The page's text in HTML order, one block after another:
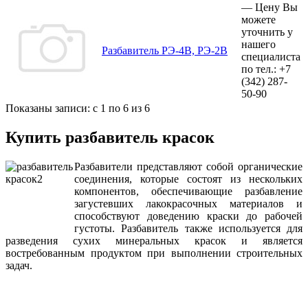
Разбавитель РЭ-4В, РЭ-2В
— Цену Вы
можете
уточнить у
нашего
специалиста
по тел.: +7
(342) 287-
50-90
Показаны записи: с 1 по 6 из 6
Купить разбавитель красок
Разбавители представляют собой органические
соединения, которые состоят из нескольких
компонентов, обеспечивающие разбавление
загустевших лакокрасочных материалов и
способствуют доведению краски до рабочей
густоты. Разбавитель также используется для
разведения сухих минеральных красок и является
востребованным продуктом при выполнении строительных
задач.